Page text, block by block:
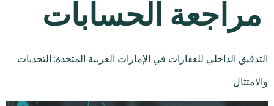
مراجعة الحسابات
التدقيق الداخلي للعقارات في الإمارات العربية المتحدة: التحديات
والامتثال